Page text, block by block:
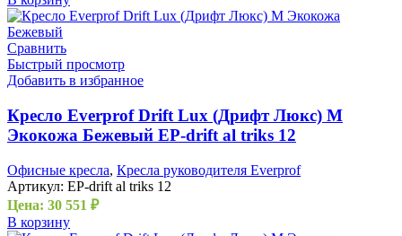
Сравнить
Быстрый просмотр
Добавить в избранное
Кресло Everprof Drift Lux (Дрифт Люкс) M
Экокожа Бежевый EP-drift al triks 12
Офисные кресла, Кресла руководителя Everprof
Артикул: EP-drift al triks 12
Цена: 30 551 ₽
В корзину